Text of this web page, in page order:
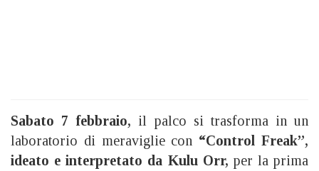
Sabato 7 febbraio, il palco si trasforma in un
laboratorio di meraviglie con “Control Freak”,
ideato e interpretato da Kulu Orr, per la prima